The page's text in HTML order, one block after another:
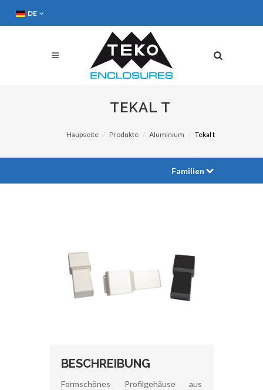
DE
TEKAL T
Haupseite Produkte Aluminium Tekal t
Familien
BESCHREIBUNG
Formschönes Profilgehäuse aus